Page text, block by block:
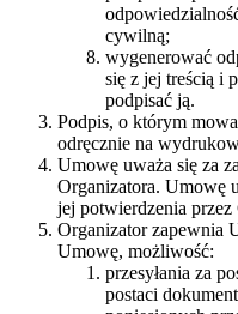
cywilną;
wygenerować
się z jej treścią i
podpisać ją.
Podpis, o którym
odręcznie na
Umowę uważa się za
Organizatora. Umowę
jej potwierdzenia przez
Organizator zapewnia
Umowę, możliwość:
przesyłania za
postaci